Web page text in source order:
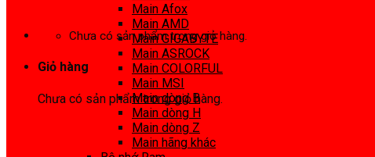
Chưa có sản phẩm trong giỏ hàng.
Giỏ hàng
Chưa có sản phẩm trong giỏ hàng.
Main Afox
Main AMD
Main GIGABYTE
Main ASROCK
Main COLORFUL
Main MSI
Main dòng B
Main dòng H
Main dòng Z
Main hãng khác